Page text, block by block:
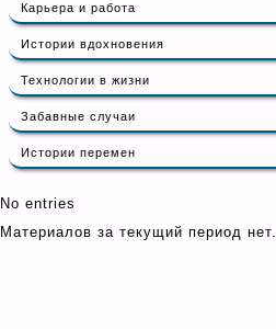
Карьера и работа
Истории вдохновения
Технологии в жизни
Забавные случаи
Истории перемен
No entries
Материалов за текущий период нет.